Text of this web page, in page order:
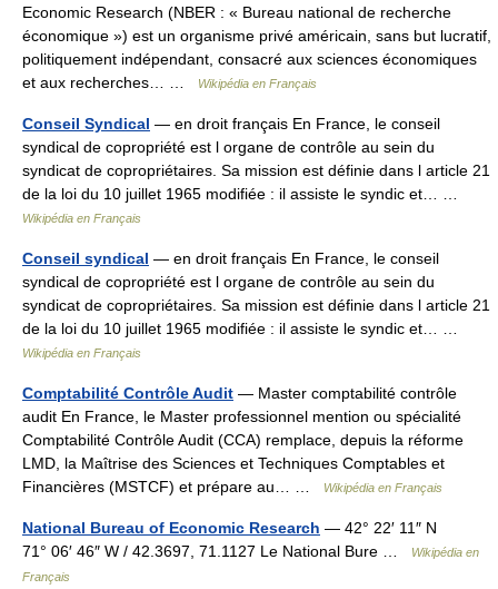
Economic Research (NBER : « Bureau national de recherche
économique ») est un organisme privé américain, sans but lucratif,
politiquement indépendant, consacré aux sciences économiques
et aux recherches… …
Wikipédia en Français
Conseil Syndical — en droit français En France, le conseil
syndical de copropriété est l organe de contrôle au sein du
syndicat de copropriétaires. Sa mission est définie dans l article 21
de la loi du 10 juillet 1965 modifiée : il assiste le syndic et… …
Wikipédia en Français
Conseil syndical — en droit français En France, le conseil
syndical de copropriété est l organe de contrôle au sein du
syndicat de copropriétaires. Sa mission est définie dans l article 21
de la loi du 10 juillet 1965 modifiée : il assiste le syndic et… …
Wikipédia en Français
Comptabilité Contrôle Audit — Master comptabilité contrôle
audit En France, le Master professionnel mention ou spécialité
Comptabilité Contrôle Audit (CCA) remplace, depuis la réforme
LMD, la Maîtrise des Sciences et Techniques Comptables et
Financières (MSTCF) et prépare au… …
Wikipédia en Français
National Bureau of Economic Research — 42° 22′ 11″ N
71° 06′ 46″ W / 42.3697, 71.1127 Le National Bure …
Wikipédia en
Français